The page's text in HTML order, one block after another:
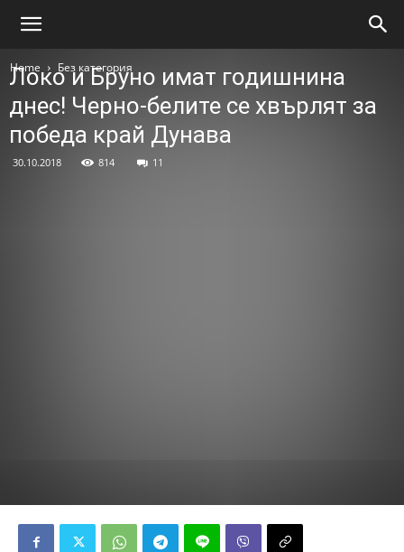
Home Без категория
Локо и Бруно имат годишнина
днес! Черно-белите се хвърлят за
победа край Дунава
30.10.2018 814 11